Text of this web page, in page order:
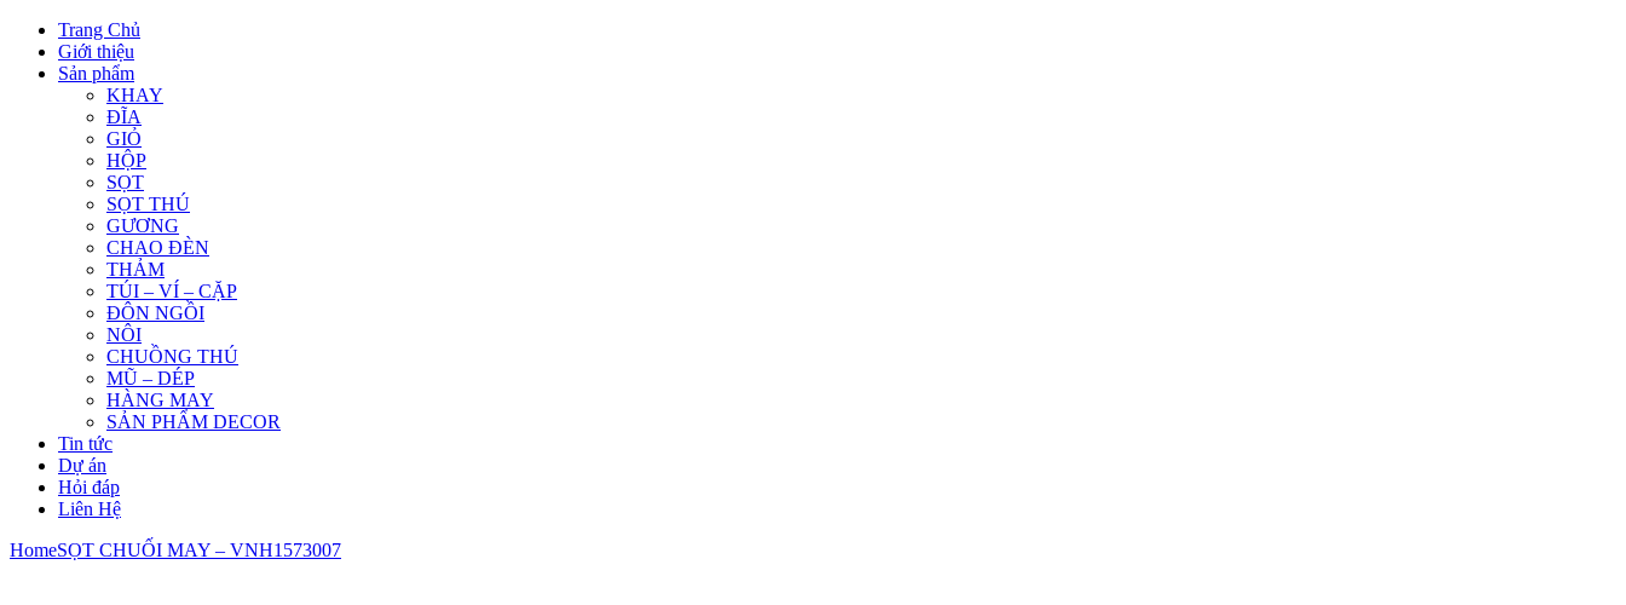
Trang Chủ
Giới thiệu
Sản phẩm
KHAY
ĐĨA
GIỎ
HỘP
SỌT
SỌT THÚ
GƯƠNG
CHAO ĐÈN
THẢM
TÚI – VÍ – CẶP
ĐÔN NGỒI
NÔI
CHUỒNG THÚ
MŨ – DÉP
HÀNG MAY
SẢN PHẨM DECOR
Tin tức
Dự án
Hỏi đáp
Liên Hệ
HomeSỌT CHUỐI MAY – VNH1573007